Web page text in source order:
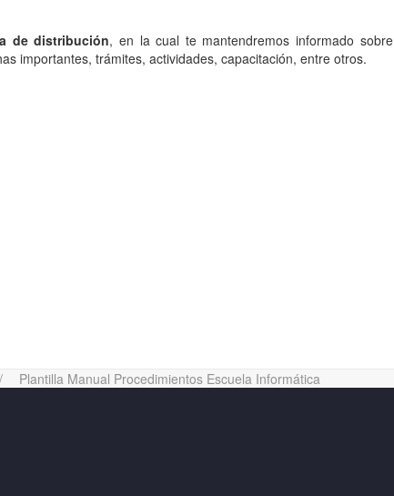
de distribución, en la cual te mantendremos informado sobre
importantes, trámites, actividades, capacitación, entre otros.
Plantilla Manual Procedimientos Escuela Informática